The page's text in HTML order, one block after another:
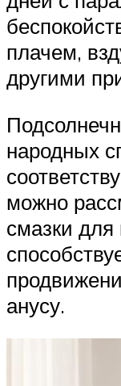
плачем,
другими
народных
можно
смазки для
анусу.